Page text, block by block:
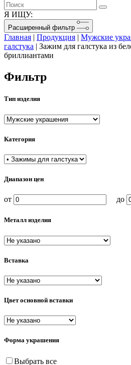
Я ИЩУ:
Расширенный фильтр
Главная | Продукция | Мужские
галстука | Зажим для галстука из
бриллиантами
Фильтр
Тип изделия
Категория
Диапазон цен
от до
Металл изделия
Вставка
Цвет основной вставки
Форма украшения
Выбрать все